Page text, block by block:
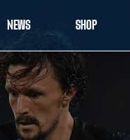
NEWS SHOP